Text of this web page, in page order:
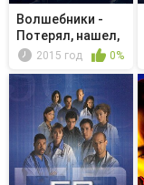
Волшебники -
Потерял, нашел,
забрал2015 год 0%